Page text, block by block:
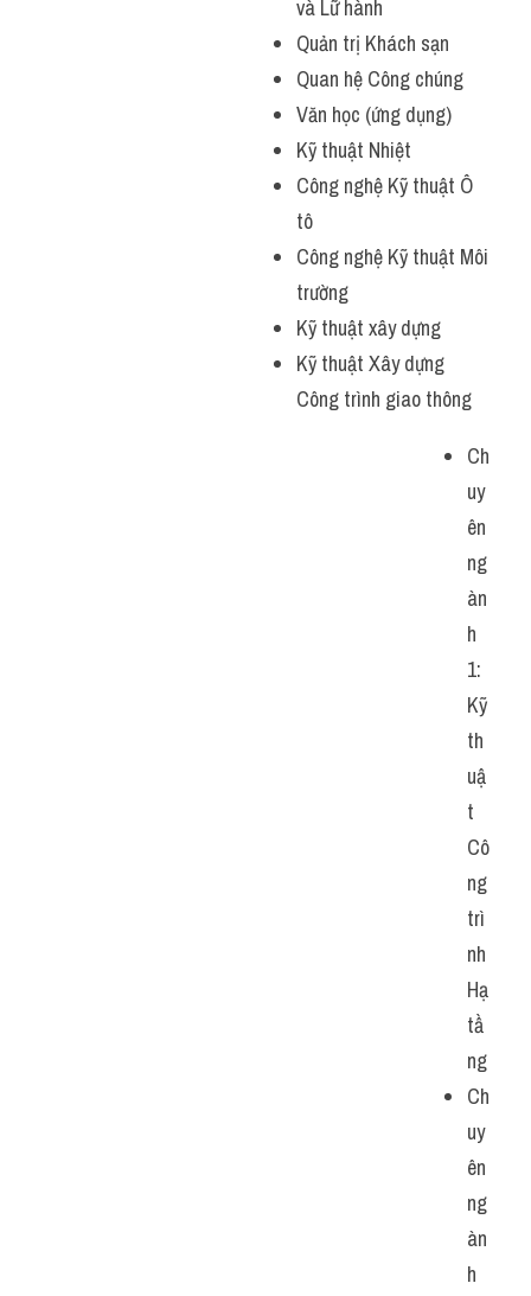
và Lữ hành
Quản trị Khách sạn
Quan hệ Công chúng
Văn học (ứng dụng)
Kỹ thuật Nhiệt
Công nghệ Kỹ thuật Ô
tô
Công nghệ Kỹ thuật Môi
trường
Kỹ thuật xây dựng
Kỹ thuật Xây dựng
Công trình giao thông
Ch
uy
ên
ng
àn
h
1:
Kỹ
th
uậ
t
Cô
ng
trì
nh
Hạ
tầ
ng
Ch
uy
ên
ng
àn
h